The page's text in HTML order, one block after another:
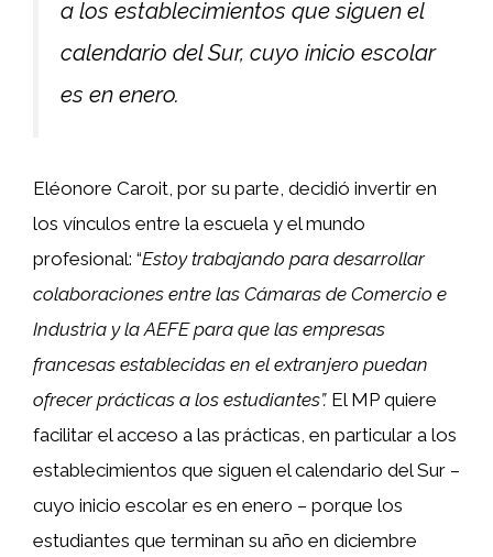
a los establecimientos que siguen el
calendario del Sur, cuyo inicio escolar
es en enero.
Eléonore Caroit, por su parte, decidió invertir en
los vínculos entre la escuela y el mundo
profesional: “Estoy trabajando para desarrollar
colaboraciones entre las Cámaras de Comercio e
Industria y la AEFE para que las empresas
francesas establecidas en el extranjero puedan
ofrecer prácticas a los estudiantes”. El MP quiere
facilitar el acceso a las prácticas, en particular a los
establecimientos que siguen el calendario del Sur –
cuyo inicio escolar es en enero – porque los
estudiantes que terminan su año en diciembre